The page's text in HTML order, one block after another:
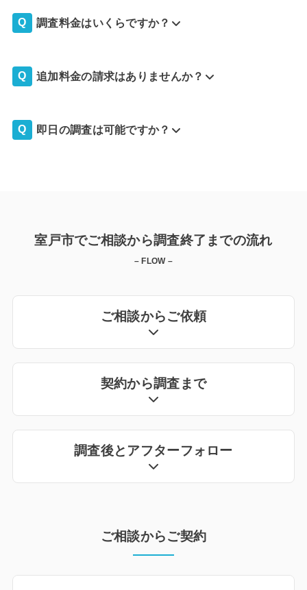
調査料金はいくらですか？
追加料金の請求はありませんか？
即日の調査は可能ですか？
室戸市でご相談から調査終了までの流れ
– FLOW –
ご相談からご依頼
契約から調査まで
調査後とアフターフォロー
ご相談からご契約